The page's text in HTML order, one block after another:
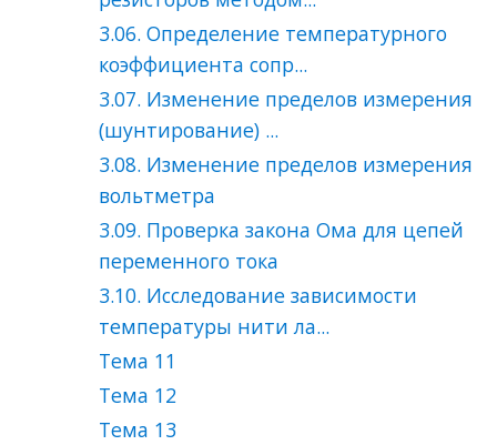
3.06. Определение температурного
коэффициента сопр...
3.07. Изменение пределов измерения
(шунтирование) ...
3.08. Изменение пределов измерения
вольтметра
3.09. Проверка закона Ома для цепей
переменного тока
3.10. Исследование зависимости
температуры нити ла...
Тема 11
Тема 12
Тема 13